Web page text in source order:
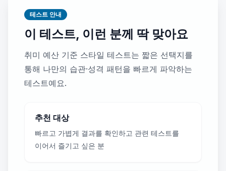
테스트 안내
이 테스트, 이런 분께 딱 맞아요
취미 예산 기준 스타일 테스트는 짧은 선택지를
통해 나만의 습관·성격 패턴을 빠르게 파악하는
테스트예요.
추천 대상
빠르고 가볍게 결과를 확인하고 관련 테스트를
이어서 즐기고 싶은 분